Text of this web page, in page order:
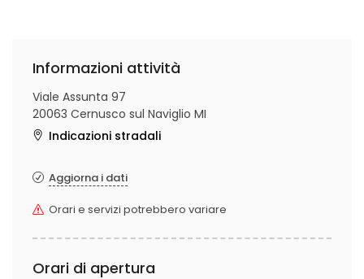
Informazioni attività
Viale Assunta 97
20063 Cernusco sul Naviglio MI
Indicazioni stradali
Aggiorna i dati
Orari e servizi potrebbero variare
Orari di apertura